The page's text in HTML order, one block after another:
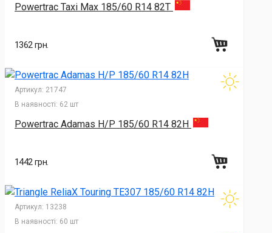
Powertrac Taxi Max 185/60 R14 82T
1362 грн.
Артикул: 21747
В наявності: 62 шт
Powertrac Adamas H/P 185/60 R14 82H
1442 грн.
Артикул: 13238
В наявності: 60 шт